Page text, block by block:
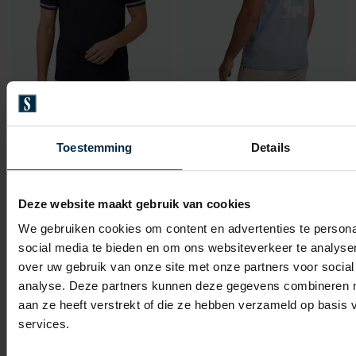
Toestemming Details
Deze website maakt gebruik van cookies
We gebruiken cookies om content en advertenties te
social media te bieden en om ons websiteverkeer te
over uw gebruik van onze site met onze partners voor
analyse. Deze partners kunnen deze gegevens combineren
aan ze heeft verstrekt of die ze hebben verzameld op basis
services.
Hugo Boss
€ 99,95€ 79,96 - € 79,95€ 63,96 -
Toevoegen aan favorieten